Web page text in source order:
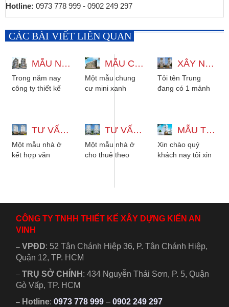
Hotline: 0973 778 999 - 0902 249 297
CÁC BÀI VIẾT LIÊN QUAN
MẪU NHÀ 5 TẦNG THIẾT KẾ VÀ XÂY DỰNG CHO THUÊ KẾT HỢP Ở
Trong năm nay
công ty thiết kế
công trình...
MẪU CHUNG CƯ MINI ĐƯỢC THIẾT KẾ THEO PHONG CÁCH CHO THUÊ
Một mẫu chung
cư mini xanh
tân là...
XÂY NHÀ 7 TẦNG CHO THUÊ PHÒNG ĐẸP HIỆN ĐẠI TẠI TPHCM
Tôi tên Trung
đang có 1 mảnh
tầng đẹp dùng
TƯ VẤN XÂY DỰNG NHÀ Ở KẾT HỢP VĂN PHÒNG CHO THUÊ
Một mẫu nhà ở
kết hợp văn
TƯ VẤN XÂY NHÀ CHO THUÊ LẠI Ở TPHCM
Một mẫu nhà ở
cho thuê theo
MẪU THIẾT KẾ KHÁCH SẠN ĐẸP 5 TẦNG KẾT HỢP VĂN PHÒNG ĐẲNG CẤP
Xin chào quý
khách nay tôi xin
CÔNG TY TNHH THIẾT KẾ XÂY DỰNG KIẾN AN
VINH
–VPĐD: 52 Tân Chánh Hiệp 36, P. Tân Chánh Hiệp,
Quận 12, TP. HCM
– TRỤ SỞ CHÍNH :434 Nguyễn Thái Sơn, P. 5, Quận
Gò Vấp, TP. HCM
– Hotline: 0973 778 999 –0902 249 297